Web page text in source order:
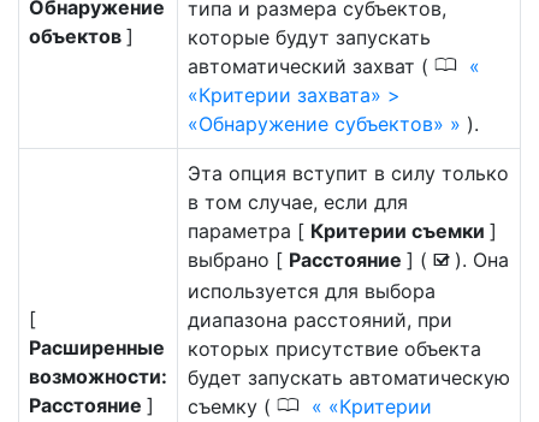
Обнаружение
объектов ]
типа и размера субъектов,
которые будут запускать
автоматический захват ( 0
«Критерии захвата» >
«Обнаружение субъектов»
).
[
Расширенные
возможности:
Расстояние ]
Эта опция вступит в силу только
в том случае, если для
параметра [ Критерии съемки ]
выбрано [ Расстояние ] ( M ). Она
используется для выбора
диапазона расстояний, при
которых присутствие объекта
будет запускать автоматическую
съемку ( 0
«Критерии